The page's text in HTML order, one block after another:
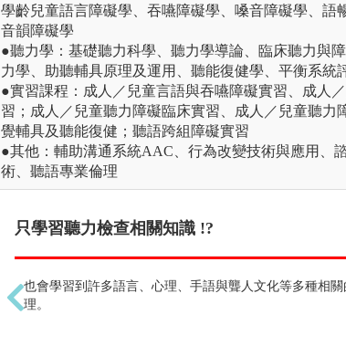
學齡兒童語言障礙學、吞嚥障礙學、嗓音障礙學、語
音韻障礙學
●聽力學：基礎聽力科學、聽力學導論、臨床聽力與
力學、助聽輔具原理及運用、聽能復健學、平衡系統
●實習課程：成人／兒童言語與吞嚥障礙實習、成人
習；成人／兒童聽力障礙臨床實習、成人／兒童聽力
覺輔具及聽能復健；聽語跨組障礙實習
●其他：輔助溝通系統AAC、行為改變技術與應用、
術、聽語專業倫理
只學習聽力檢查相關知識 !?
也會學習到許多語言、心理、手語與聾人文化等多種相
理。